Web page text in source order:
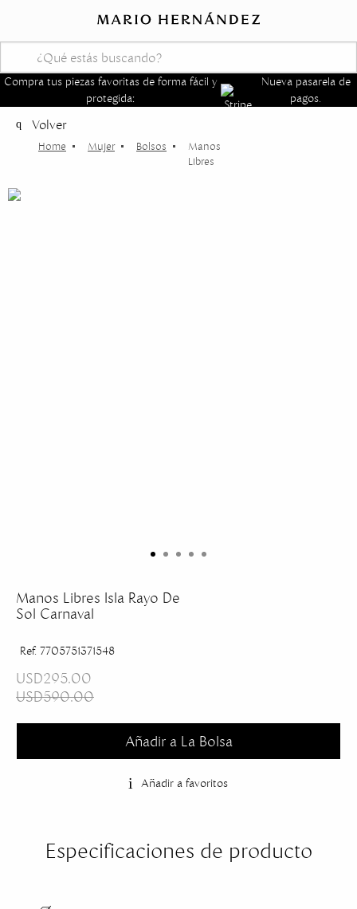
Compra tus piezas favoritas de forma fácil y
protegida:
Nueva pasarela de
pagos.
Volver
Mujer Bolsos
Manos
Libres
Manos Libres Isla Rayo De
Sol Carnaval
Ref. 7705751371548
USD295.00
USD590.00
Añadir a La Bolsa
Añadir a favoritos
Especificaciones de producto